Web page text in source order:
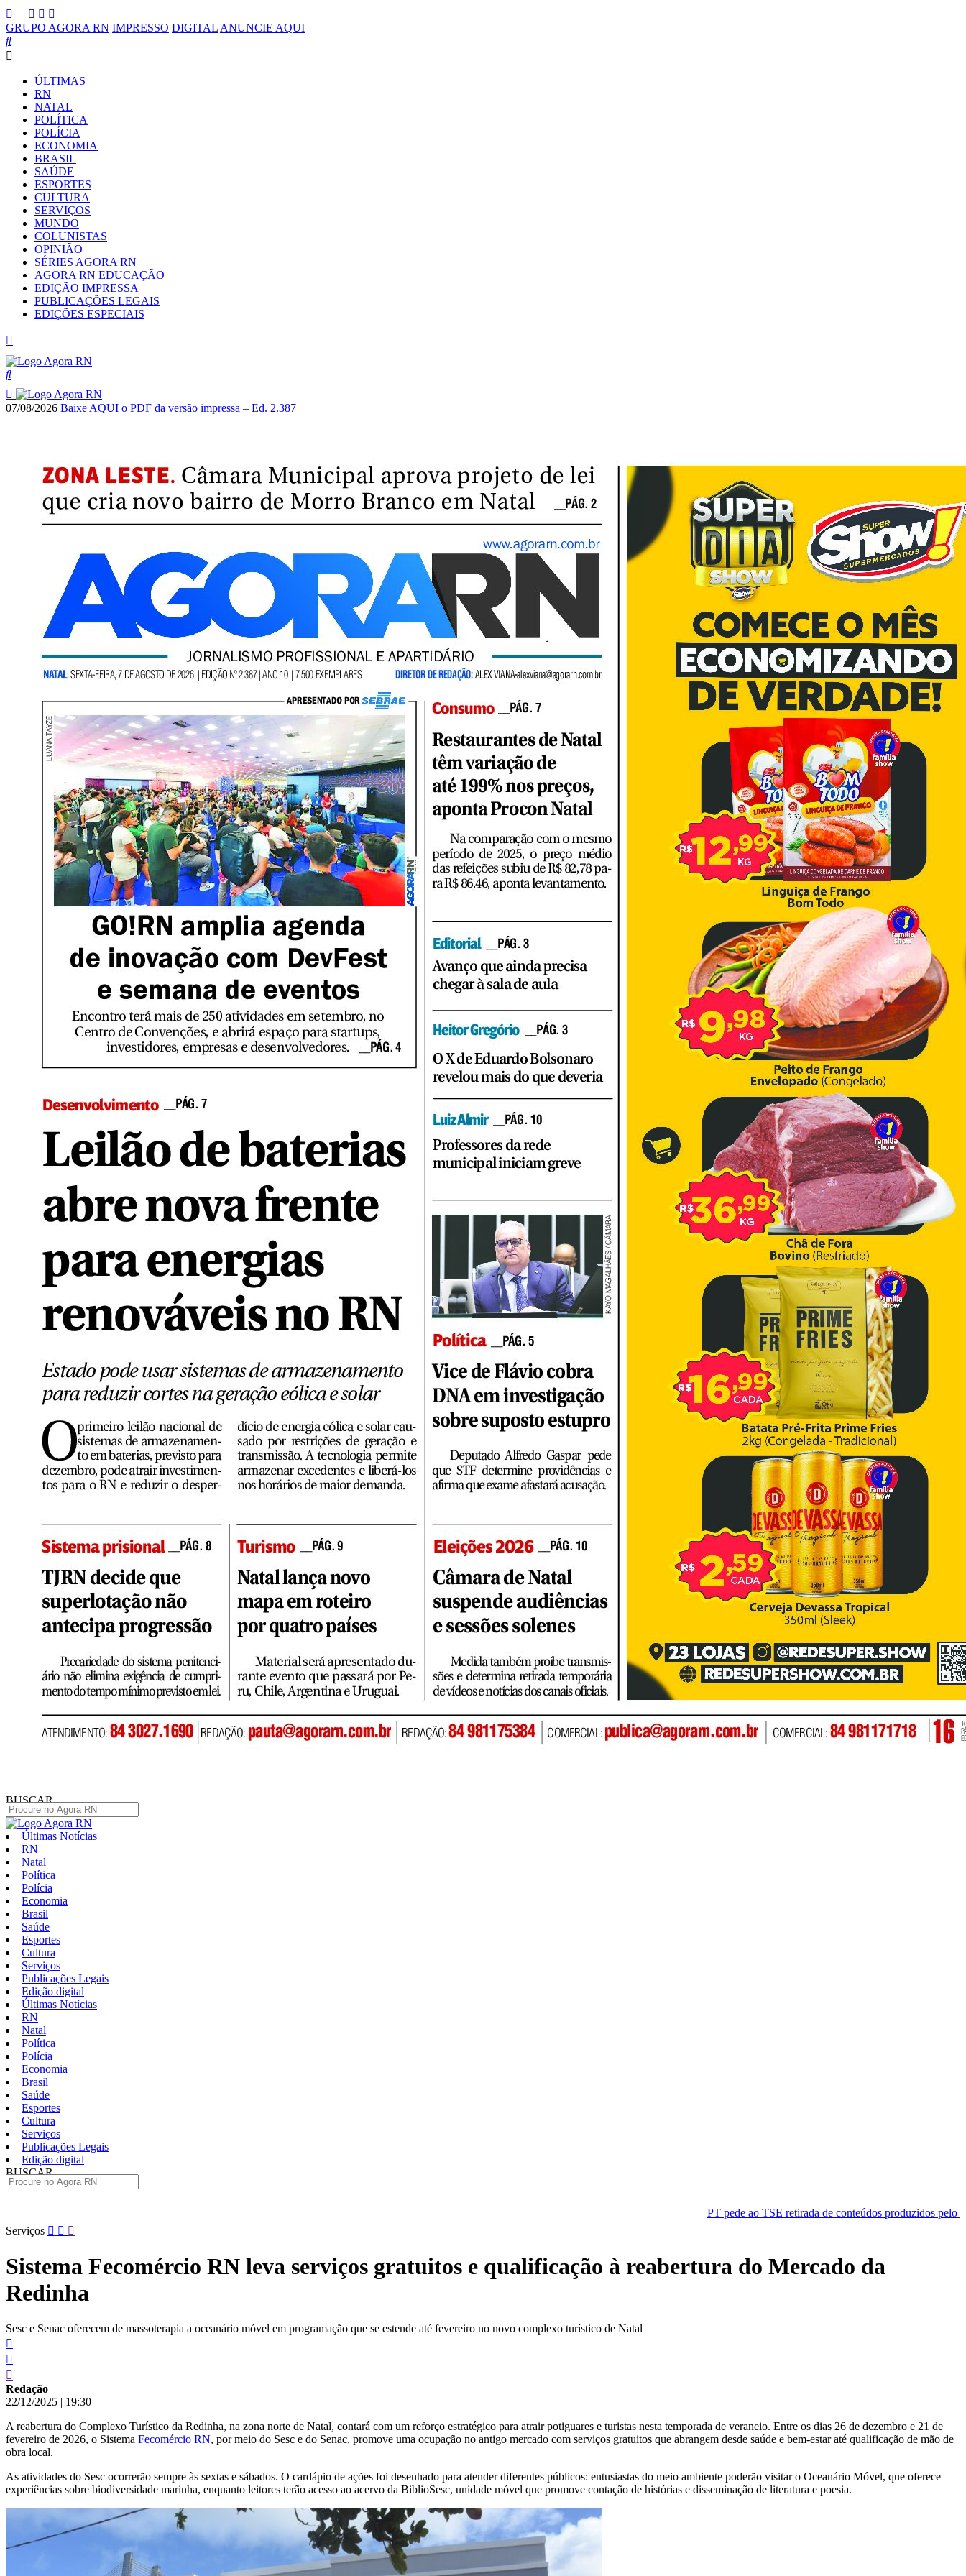
GRUPO AGORA RN IMPRESSO DIGITAL ANUNCIE AQUI
ÚLTIMAS
RN
NATAL
POLÍTICA
POLÍCIA
ECONOMIA
BRASIL
SAÚDE
ESPORTES
CULTURA
SERVIÇOS
MUNDO
COLUNISTAS
OPINIÃO
SÉRIES AGORA RN
AGORA RN EDUCAÇÃO
EDIÇÃO IMPRESSA
PUBLICAÇÕES LEGAIS
EDIÇÕES ESPECIAIS
07/08/2026 Baixe AQUI o PDF da versão impressa – Ed. 2.387
BUSCAR
Últimas Notícias
RN
Natal
Política
Polícia
Economia
Brasil
Saúde
Esportes
Cultura
Serviços
Publicações Legais
Edição digital
Últimas Notícias
RN
Natal
Política
Polícia
Economia
Brasil
Saúde
Esportes
Cultura
Serviços
Publicações Legais
Edição digital
BUSCAR
PT pede ao TSE retirada de conteúdos produzidos pelo PL
Band
Pular
conteúdo
Serviços
Sistema Fecomércio RN leva serviços gratuitos e qualificação à reabertura do Mercado da
Redinha
Sesc e Senac oferecem de massoterapia a oceanário móvel em programação que se estende até fevereiro no novo complexo turístico de Natal
Redação
22/12/2025 | 19:30
A reabertura do Complexo Turístico da Redinha, na zona norte de Natal, contará com um reforço estratégico para atrair potiguares e turistas nesta temporada de veraneio. Entre os dias 26 de dezembro e 21 de
fevereiro de 2026, o Sistema Fecomércio RN, por meio do Sesc e do Senac, promove uma ocupação no antigo mercado com serviços gratuitos que abrangem desde saúde e bem-estar até qualificação de mão de
obra local.
As atividades do Sesc ocorrerão sempre às sextas e sábados. O cardápio de ações foi desenhado para atender diferentes públicos: entusiastas do meio ambiente poderão visitar o Oceanário Móvel, que oferece
experiências sobre biodiversidade marinha, enquanto leitores terão acesso ao acervo da BiblioSesc, unidade móvel que promove contação de histórias e disseminação de literatura e poesia.